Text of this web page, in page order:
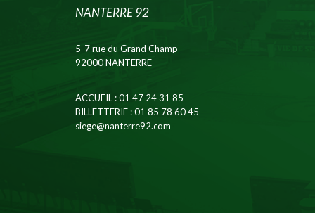
NANTERRE 92
5-7 rue du Grand Champ
92000 NANTERRE
ACCUEIL: 01 47 24 31 85
BILLETTERIE: 01 85 78 60 45
siege@nanterre92.com